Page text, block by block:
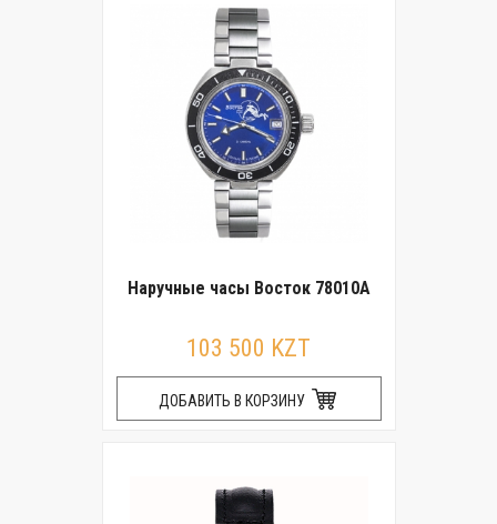
Наручные часы Восток 78010А
103 500 KZT
ДОБАВИТЬ В КОРЗИНУ